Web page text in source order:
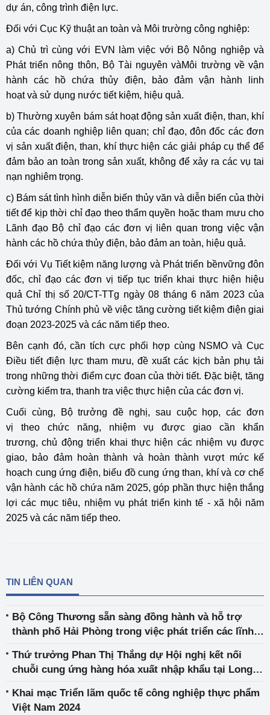
dự án, công trình điện lực.
Đối với Cục Kỹ thuật an toàn và Môi trường công nghiệp:
a) Chủ trì cùng với EVN làm việc với Bộ Nông nghiệp và
Phát triển nông thôn, Bộ Tài nguyên vàMôi trường về vận
hành các hồ chứa thủy điện, bảo đảm vận hành linh
hoạt và sử dụng nước tiết kiệm, hiệu quả.
b) Thường xuyên bám sát hoạt động sản xuất điện, than, khí
của các doanh nghiệp liên quan; chỉ đạo, đôn đốc các đơn
vị sản xuất điện, than, khí thực hiện các giải pháp cụ thể để
đảm bảo an toàn trong sản xuất, không để xảy ra các vụ tai
nạn nghiêm trọng.
c) Bám sát tình hình diễn biến thủy văn và diễn biến của thời
tiết để kịp thời chỉ đạo theo thẩm quyền hoặc tham mưu cho
Lãnh đạo Bộ chỉ đạo các đơn vị liên quan trong việc vận
hành các hồ chứa thủy điện, bảo đảm an toàn, hiệu quả.
Đối với Vụ Tiết kiệm năng lượng và Phát triển bềnvững đôn
đốc, chỉ đạo các đơn vị tiếp tục triển khai thực hiện hiệu
quả Chỉ thị số 20/CT-TTg ngày 08 tháng 6 năm 2023 của
Thủ tướng Chính phủ về việc tăng cường tiết kiệm điện giai
đoạn 2023-2025 và các năm tiếp theo.
Bên cạnh đó, cần tích cực phối hợp cùng NSMO và Cục
Điều tiết điện lực tham mưu, đề xuất các kịch bản phụ tải
trong những thời điểm cực đoan của thời tiết. Đặc biệt, tăng
cường kiểm tra, thanh tra việc thực hiện của các đơn vị.
Cuối cùng, Bộ trưởng đề nghị, sau cuộc họp, các đơn
vị theo chức năng, nhiệm vụ được giao cần khẩn
trương, chủ động triển khai thực hiện các nhiệm vụ được
giao, bảo đảm hoàn thành và hoàn thành vượt mức kế
hoạch cung ứng điện, biểu đồ cung ứng than, khí và cơ chế
vận hành các hồ chứa năm 2025, góp phần thực hiện thắng
lợi các mục tiêu, nhiệm vụ phát triển kinh tế - xã hội năm
2025 và các năm tiếp theo.
TIN LIÊN QUAN
Bộ Công Thương sẵn sàng đồng hành và hỗ trợ
thành phố Hải Phòng trong việc phát triển các lĩnh
Thứ trưởng Phan Thị Thắng dự Hội nghị kết nối
chuỗi cung ứng hàng hóa xuất nhập khẩu tại Long
Khai mạc Triển lãm quốc tế công nghiệp thực phẩm
Việt Nam 2024